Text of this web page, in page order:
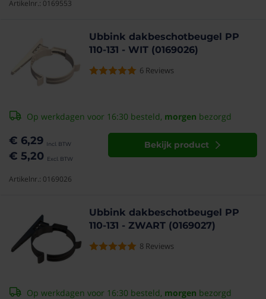
Artikelnr.: 0169553
Ubbink dakbeschotbeugel PP
110-131 - WIT (0169026)
6 Reviews
€ 6,29
€ 5,20
Op werkdagen voor 16:30 besteld, morgen bezorgd
Bekijk product
Artikelnr.: 0169026
Ubbink dakbeschotbeugel PP
110-131 - ZWART (0169027)
8 Reviews
Op werkdagen voor 16:30 besteld, morgen bezorgd